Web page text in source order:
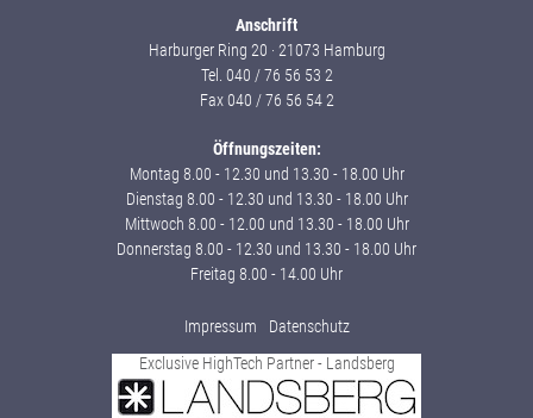
Anschrift
Harburger Ring 20 · 21073 Hamburg
Tel. 040 / 76 56 53 2
Fax 040 / 76 56 54 2
Öffnungszeiten:
Montag 8.00 - 12.30 und 13.30 - 18.00 Uhr
Dienstag 8.00 - 12.30 und 13.30 - 18.00 Uhr
Mittwoch 8.00 - 12.00 und 13.30 - 18.00 Uhr
Donnerstag 8.00 - 12.30 und 13.30 - 18.00 Uhr
Freitag 8.00 - 14.00 Uhr
Impressum
Datenschutz
Exclusive HighTech Partner - Landsberg